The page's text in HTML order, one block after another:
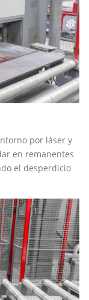
por láser y
en remanentes
el desperdicio